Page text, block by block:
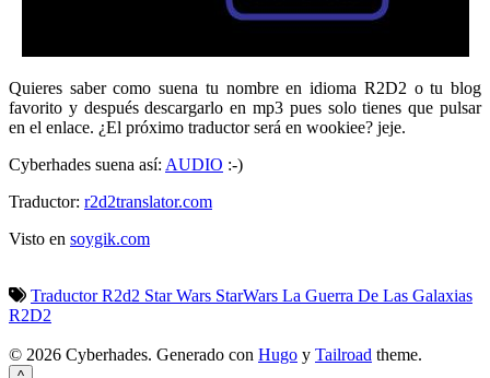
Quieres saber como suena tu nombre en idioma R2D2 o tu blog
favorito y después descargarlo en mp3 pues solo tienes que pulsar
en el enlace. ¿El próximo traductor será en wookiee? jeje.
Cyberhades suena así: AUDIO :-)
Traductor: r2d2translator.com
Visto en soygik.com
Traductor R2d2 Star Wars StarWars La Guerra De Las Galaxias
R2D2
© 2026 Cyberhades. Generado con Hugo y Tailroad theme.